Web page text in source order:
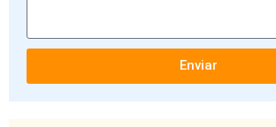
Enviar